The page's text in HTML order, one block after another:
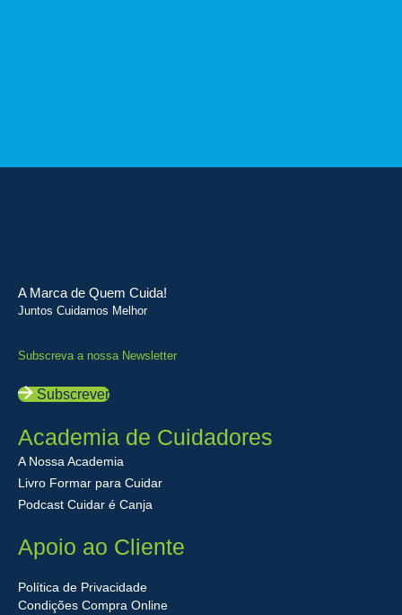
A Marca de Quem Cuida!
Juntos Cuidamos Melhor
Subscreva a nossa Newsletter
Subscrever
Academia de Cuidadores
A Nossa Academia
Livro Formar para Cuidar
Podcast Cuidar é Canja
Apoio ao Cliente
Política de Privacidade
Condições Compra Online